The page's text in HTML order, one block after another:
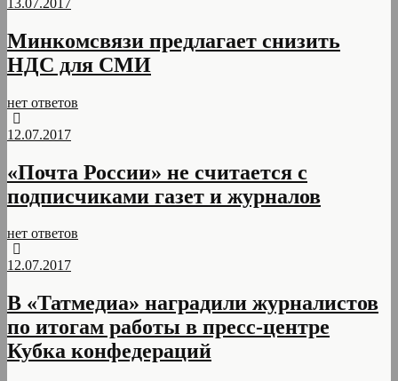
Минкомсвязи предлагает снизить
НДС для СМИ
нет ответов
12.07.2017
«Почта России» не считается с
подписчиками газет и журналов
нет ответов
12.07.2017
В «Татмедиа» наградили журналистов
по итогам работы в пресс-центре
Кубка конфедераций